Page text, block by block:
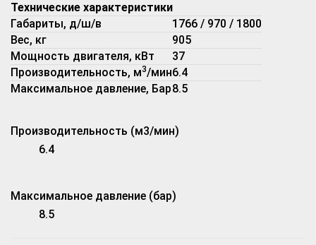
Технические характеристики
Габариты, д/ш/в
1766 / 970 / 1800
Вес, кг
905
Мощность двигателя, кВт
37
Производительность, м3/мин6.4
Максимальное давление, Бар8.5
Производительность (м3/мин)
6.4
Максимальное давление (бар)
8.5